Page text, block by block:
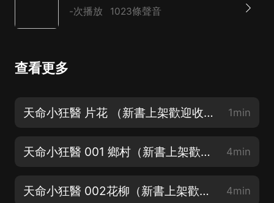
-次播放 1023條聲音
查看更多
天命小狂醫 片花 （新書上架歡迎收聽訂閱呦） 1min
天命小狂醫 001 鄉村（新書上架歡迎收聽訂閱呦） 4min
天命小狂醫 002花柳（新書上架歡迎收聽訂閱呦） 4min